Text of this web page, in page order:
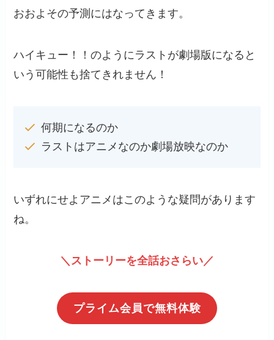
おおよその予測にはなってきます。
ハイキュー！！のようにラストが劇場版になると
いう可能性も捨てきれません！
何期になるのか
ラストはアニメなのか劇場放映なのか
いずれにせよアニメはこのような疑問があります
ね。
＼ストーリーを全話おさらい／
プライム会員で無料体験